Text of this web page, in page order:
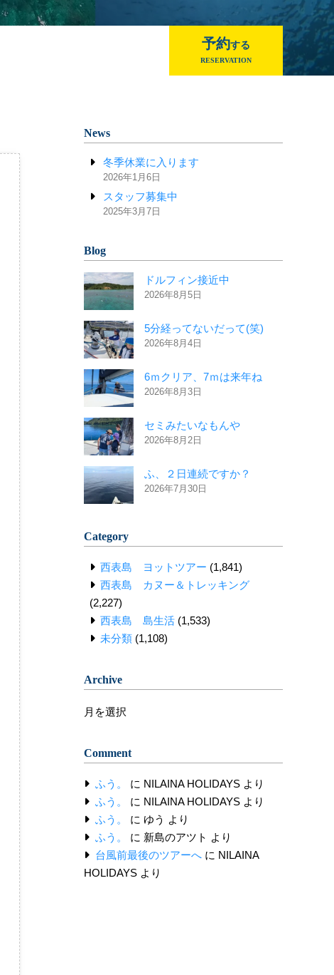
予約する
RESERVATION
News
冬季休業に入ります
2026年1月6日
スタッフ募集中
2025年3月7日
Blog
ドルフィン接近中
2026年8月5日
5分経ってないだって(笑)
2026年8月4日
6ｍクリア、7ｍは来年ね
2026年8月3日
セミみたいなもんや
2026年8月2日
ふ、２日連続ですか？
2026年7月30日
Category
西表島 ヨットツアー (1,841)
西表島 カヌー＆トレッキング
(2,227)
西表島 島生活 (1,533)
未分類 (1,108)
Archive
Archive
Comment
ふう。 に NILAINA HOLIDAYSより
ふう。
に NILAINA HOLIDAYSより
ふう。
に ゆう より
ふう。
に 新島のアツト より
台風前最後のツアーへに NILAINA
HOLIDAYS より